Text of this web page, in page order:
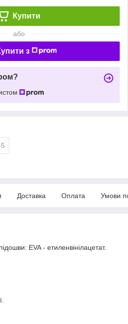
Купити
або
з
Доставка Оплата Умови
EVA - етиленвінілацетат.